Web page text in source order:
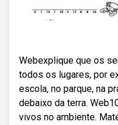
Webexplique que os
todos os lugares, por
escola, no parque, na
debaixo da terra.
vivos no ambiente.